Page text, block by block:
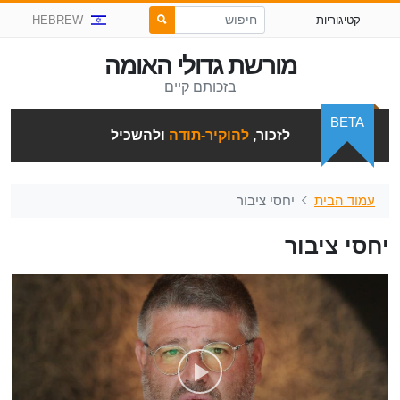
קטיגוריות HEBREW
מורשת גדולי האומה
בזכותם קיים
לזכור,להוקיר-תודה ולהשכיל
BETA
עמוד הבית יחסי ציבור
יחסי ציבור